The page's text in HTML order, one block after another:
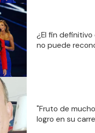
¿El fin definitivo
no puede
"Fruto de
logro en su